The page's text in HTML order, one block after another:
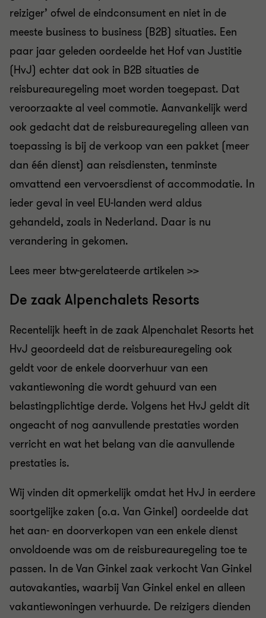
reiziger’ ofwel de eindconsument en niet in de
meeste business to business (B2B) situaties. Een
paar jaar geleden oordeelde het Hof van Justitie
(HvJ) echter dat ook in B2B situaties de
reisbureauregeling moet worden toegepast. Dat
veroorzaakte al veel commotie. Aanvankelijk werd
ook gedacht dat de reisbureauregeling alleen van
toepassing is bij de verkoop van een pakket (meer
dan één dienst) aan reisdiensten, tenminste
omvattend een vervoersdienst of accommodatie. In
ieder geval in veel EU-landen werd aldus
gehandeld, zoals in Nederland. Daar is nu
verandering in gekomen.
Lees meer btw-gerelateerde artikelen >>
De zaak Alpenchalets Resorts
Recentelijk heeft in de zaak Alpenchalet Resorts het
HvJ geoordeeld dat de reisbureauregeling ook
geldt voor de enkele doorverhuur van een
vakantiewoning die wordt gehuurd van een
belastingplichtige derde. Volgens het HvJ geldt dit
ongeacht of nog aanvullende prestaties worden
verricht en wat het belang van die aanvullende
prestaties is.
Wij vinden dit opmerkelijk omdat het HvJ in eerdere
soortgelijke zaken (o.a. Van Ginkel) oordeelde dat
het aan- en doorverkopen van een enkele dienst
onvoldoende was om de reisbureauregeling toe te
passen. In de Van Ginkel zaak verkocht Van Ginkel
autovakanties, waarbij Van Ginkel enkel en alleen
vakantiewoningen verhuurde. De reizigers dienden